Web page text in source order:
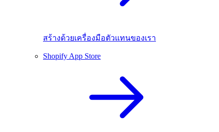
สร้างด้วยเครื่องมือตัวแทนของเรา
Shopify App Store